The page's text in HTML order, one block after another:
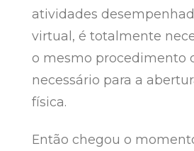
atividades
virtual, é totalmente
o mesmo procedimento
necessário para a
física.
Então chegou o